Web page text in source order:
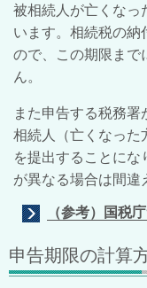
被相続人が亡くなっ
います。相続税の納
ので、この期限まで
ん。
また申告する税務
相続人（亡くなった
を提出することに
が異なる場合は間違
（参考）国税
申告期限の計算